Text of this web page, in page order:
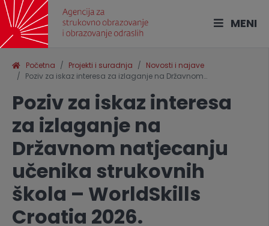
MENI
Početna Projekti i suradnja
Novosti i najave
Poziv za iskaz interesa za izlaganje na Državnom…
Poziv za iskaz interesa
za izlaganje na
Državnom natjecanju
učenika strukovnih
škola – WorldSkills
Croatia 2026.